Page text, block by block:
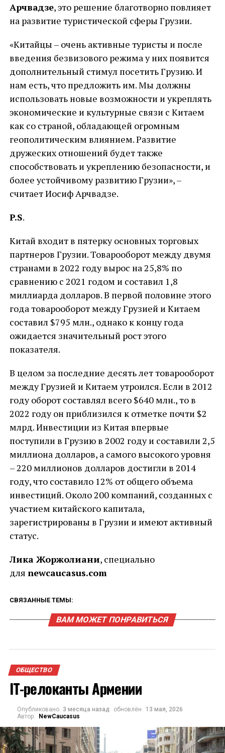
Арчвадзе, это решение благотворно повлияет
на развитие туристической сферы Грузии.
«Китайцы – очень активные туристы и после
введения безвизового режима у них появится
дополнительный стимул посетить Грузию. И
нам есть, что предложить им. Мы должны
использовать новые возможности и укреплять
экономические и культурные связи с Китаем
как со страной, обладающей огромным
геополитическим влиянием. Развитие
дружеских отношений будет также
способствовать и укреплению безопасности, и
более устойчивому развитию Грузии», –
считает Иосиф Арчвадзе.
P.S.
Китай входит в пятерку основных торговых
партнеров Грузии. Товарооборот между двумя
странами в 2022 году вырос на 25,8% по
сравнению с 2021 годом и составил 1,8
миллиарда долларов. В первой половине этого
года товарооборот между Грузией и Китаем
составил $795 млн., однако к концу года
ожидается значительный рост этого
показателя.
В целом за последние десять лет товарооборот
между Грузией и Китаем утроился. Если в 2012
году оборот составлял всего $640 млн., то в
2022 году он приблизился к отметке почти $2
млрд. Инвестиции из Китая впервые
поступили в Грузию в 2002 году и составили 2,5
миллиона долларов, а самого высокого уровня
– 220 миллионов долларов достигли в 2014
году, что составило 12% от общего объема
инвестиций. Около 200 компаний, созданных с
участием китайского капитала,
зарегистрированы в Грузии и имеют активный
статус.
Лика Жоржолиани, специально
для newcaucasus.com
СВЯЗАННЫЕ ТЕМЫ:
ВАМ МОЖЕТ ПОНРАВИТЬСЯ
ОБЩЕСТВО
IT-релоканты Армении
Опубликовано 3 месяца назад обновлён
13 мая, 2026
Автор:
NewCaucasus